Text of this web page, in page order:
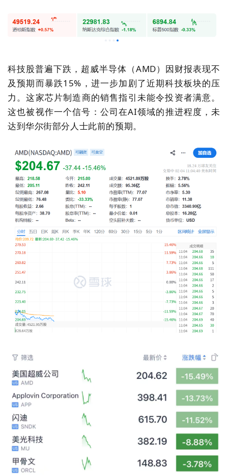
科技股普遍下跌，超威半导体（AMD）因财报表现不
及预期而暴跌15%，进一步加剧了近期科技板块的压
力。这家芯片制造商的销售指引未能令投资者满意。
这也被视作一个信号：公司在AI领域的推进程度，未
达到华尔街部分人士此前的预期。